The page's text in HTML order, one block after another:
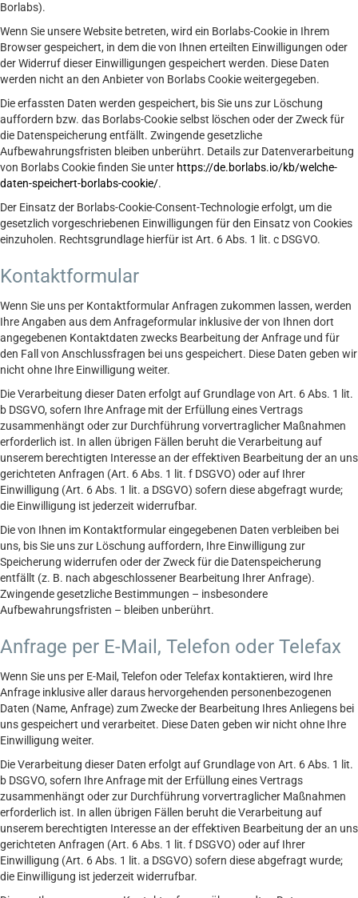
Borlabs).
Wenn Sie unsere Website betreten, wird ein Borlabs-Cookie in Ihrem
Browser gespeichert, in dem die von Ihnen erteilten Einwilligungen oder
der Widerruf dieser Einwilligungen gespeichert werden. Diese Daten
werden nicht an den Anbieter von Borlabs Cookie weitergegeben.
Die erfassten Daten werden gespeichert, bis Sie uns zur Löschung
auffordern bzw. das Borlabs-Cookie selbst löschen oder der Zweck für
die Datenspeicherung entfällt. Zwingende gesetzliche
Aufbewahrungsfristen bleiben unberührt. Details zur Datenverarbeitung
von Borlabs Cookie finden Sie unter https://de.borlabs.io/kb/welche-
daten-speichert-borlabs-cookie/.
Der Einsatz der Borlabs-Cookie-Consent-Technologie erfolgt, um die
gesetzlich vorgeschriebenen Einwilligungen für den Einsatz von Cookies
einzuholen. Rechtsgrundlage hierfür ist Art. 6 Abs. 1 lit. c DSGVO.
Kontaktformular
Wenn Sie uns per Kontaktformular Anfragen zukommen lassen, werden
Ihre Angaben aus dem Anfrageformular inklusive der von Ihnen dort
angegebenen Kontaktdaten zwecks Bearbeitung der Anfrage und für
den Fall von Anschlussfragen bei uns gespeichert. Diese Daten geben wir
nicht ohne Ihre Einwilligung weiter.
Die Verarbeitung dieser Daten erfolgt auf Grundlage von Art. 6 Abs. 1 lit.
b DSGVO, sofern Ihre Anfrage mit der Erfüllung eines Vertrags
zusammenhängt oder zur Durchführung vorvertraglicher Maßnahmen
erforderlich ist. In allen übrigen Fällen beruht die Verarbeitung auf
unserem berechtigten Interesse an der effektiven Bearbeitung der an uns
gerichteten Anfragen (Art. 6 Abs. 1 lit. f DSGVO) oder auf Ihrer
Einwilligung (Art. 6 Abs. 1 lit. a DSGVO) sofern diese abgefragt wurde;
die Einwilligung ist jederzeit widerrufbar.
Die von Ihnen im Kontaktformular eingegebenen Daten verbleiben bei
uns, bis Sie uns zur Löschung auffordern, Ihre Einwilligung zur
Speicherung widerrufen oder der Zweck für die Datenspeicherung
entfällt (z. B. nach abgeschlossener Bearbeitung Ihrer Anfrage).
Zwingende gesetzliche Bestimmungen – insbesondere
Aufbewahrungsfristen – bleiben unberührt.
Anfrage per E-Mail, Telefon oder Telefax
Wenn Sie uns per E-Mail, Telefon oder Telefax kontaktieren, wird Ihre
Anfrage inklusive aller daraus hervorgehenden personenbezogenen
Daten (Name, Anfrage) zum Zwecke der Bearbeitung Ihres Anliegens bei
uns gespeichert und verarbeitet. Diese Daten geben wir nicht ohne Ihre
Einwilligung weiter.
Die Verarbeitung dieser Daten erfolgt auf Grundlage von Art. 6 Abs. 1 lit.
b DSGVO, sofern Ihre Anfrage mit der Erfüllung eines Vertrags
zusammenhängt oder zur Durchführung vorvertraglicher Maßnahmen
erforderlich ist. In allen übrigen Fällen beruht die Verarbeitung auf
unserem berechtigten Interesse an der effektiven Bearbeitung der an uns
gerichteten Anfragen (Art. 6 Abs. 1 lit. f DSGVO) oder auf Ihrer
Einwilligung (Art. 6 Abs. 1 lit. a DSGVO) sofern diese abgefragt wurde;
die Einwilligung ist jederzeit widerrufbar.